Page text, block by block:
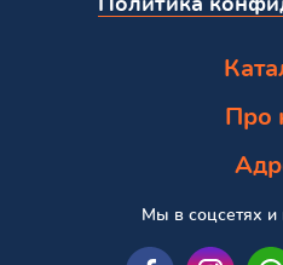
Политика
Про
Мы в соцсетях и